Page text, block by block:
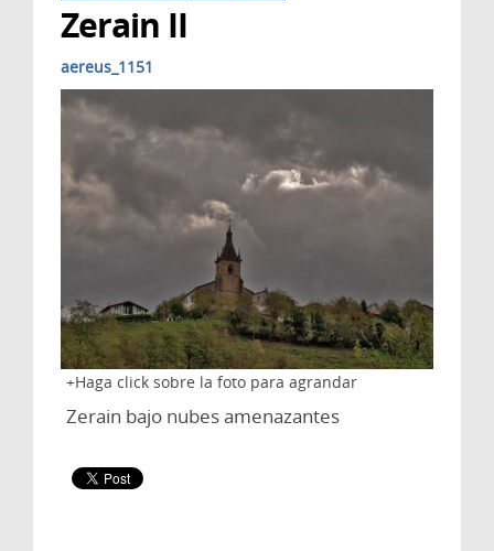
Zerain II
Haga click sobre la foto para agrandar
aereus_1151
Zerain bajo nubes amenazantes